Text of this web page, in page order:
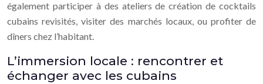
également participer à des ateliers de création de cocktails
cubains revisités, visiter des marchés locaux, ou profiter de
dîners chez l’habitant.
L’immersion locale : rencontrer et
échanger avec les cubains